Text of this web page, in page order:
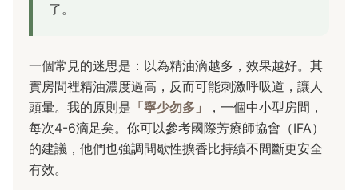
了。
一個常見的迷思是：以為精油滴越多，效果越好。其
實房間裡精油濃度過高，反而可能刺激呼吸道，讓人
頭暈。我的原則是 「寧少勿多」
，一個中小型房間，
每次4-6滴足矣。你可以參考國際芳療師協會（IFA）
的建議，他們也強調間歇性擴香比持續不間斷更安全
有效。